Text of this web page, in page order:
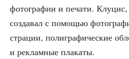
фото­гра­фии и печа­ти.
созда­вал с помо­щью
стра­ции, поли­гра­фи­че­ские
и реклам­ные плакаты.